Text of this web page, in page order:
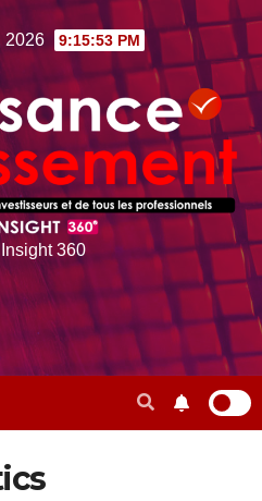
2026 9:15:54 PM
360